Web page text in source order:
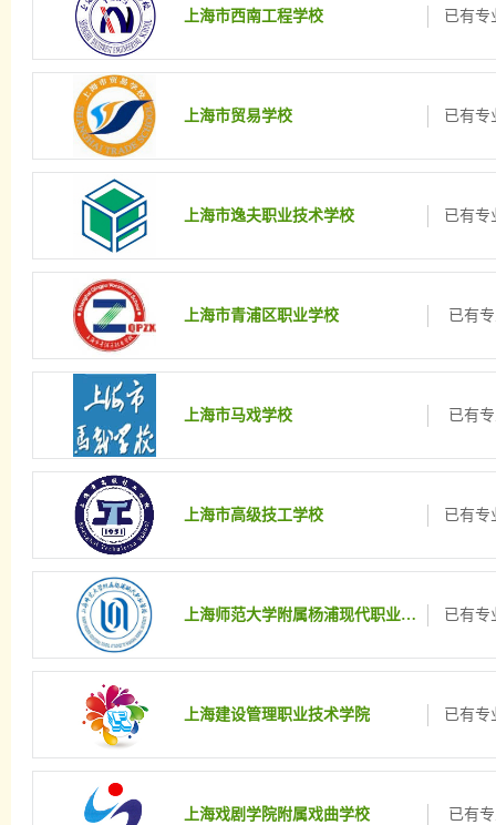
上海市西南工程学校 已有专
上海市贸易学校 已有专
上海市逸夫职业技术学校 已有专
上海市青浦区职业学校 已有
上海市马戏学校 已有
上海市高级技工学校 已有专
上海师范大学附属杨浦现代职业学校 已有专
上海建设管理职业技术学院 已有专
上海戏剧学院附属戏曲学校 已有